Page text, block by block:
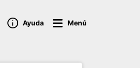
Ayuda Menú